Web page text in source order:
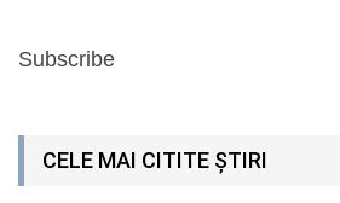
Subscribe
CELE MAI CITITE ȘTIRI